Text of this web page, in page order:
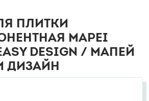
ПЛИТКИ
MAPEI
DESIGN / МАПЕЙ
ДИЗАЙН